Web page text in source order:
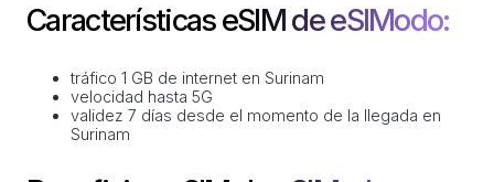
Características eSIM de eSIModo:
tráfico 1 GB de internet en Surinam
velocidad hasta 5G
validez 7 días desde el momento de la llegada en
Surinam